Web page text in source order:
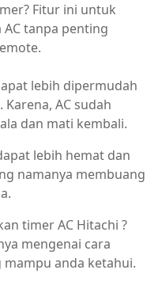
Fitur ini untuk
tanpa penting
lebih dipermudah
AC sudah
dan mati kembali.
lebih hemat dan
namanya membuang
timer AC Hitachi ?
mengenai cara
anda ketahui.